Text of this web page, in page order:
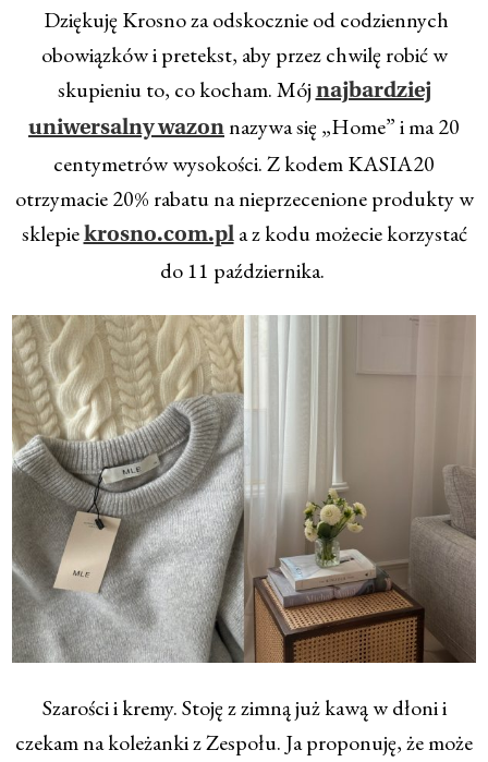
Dziękuję Krosno za odskocznie od codziennych
obowiązków i pretekst, aby przez chwilę robić w
skupieniu to, co kocham. Mój najbardziej
uniwersalny wazon nazywa się „Home” i ma 20
centymetrów wysokości. Z kodem KASIA20
otrzymacie 20% rabatu na nieprzecenione produkty w
sklepie krosno.com.pla z kodu możecie korzystać
do 11 października.
Szarości i kremy. Stoję z zimną już kawą w dłoni i
czekam na koleżanki z Zespołu. Ja proponuję, że może